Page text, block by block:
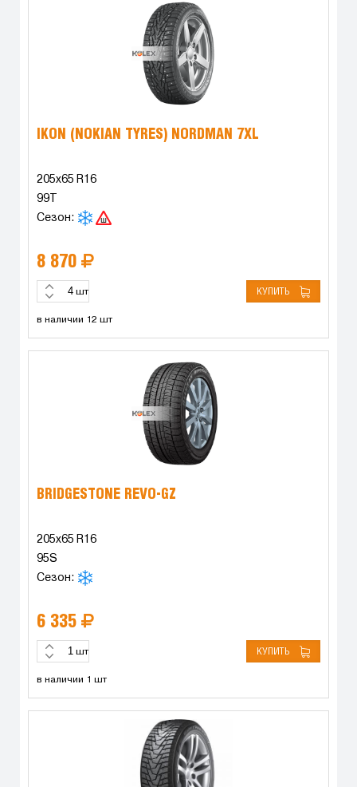
IKON (NOKIAN TYRES) NORDMAN 7XL
205x65 R16
99T
Сезон:
8 870
шт КУПИТЬ
в наличии 12 шт
BRIDGESTONE REVO-GZ
205x65 R16
95S
Сезон:
6 335
шт КУПИТЬ
в наличии 1 шт